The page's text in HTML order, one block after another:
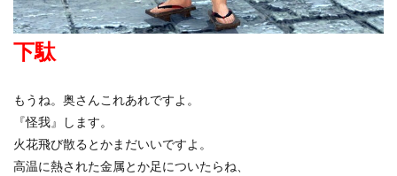
下駄
もうね。奥さんこれあれですよ。
『怪我』します。
火花飛び散るとかまだいいですよ。
高温に熱された金属とか足についたらね、